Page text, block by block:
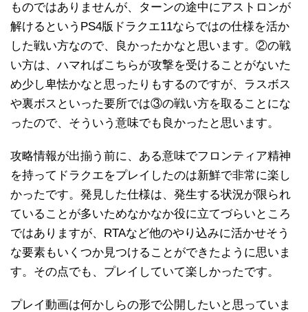
ものではありませんが、ターンの途中にアストロンが
解けるというPS4版ドラクエ11ならではの仕様を活か
した戦い方なので、良かったかなと思います。②の戦
い方は、ハマればこちらが攻撃を受けることがないた
め少し卑怯かなと思ったりもするのですが、ラスボス
や裏ボスといった要所では③の戦い方を取ることにな
ったので、そういう意味でも良かったと思います。
攻略情報が出揃う前に、ある意味でフロンティア精神
を持ってドラクエをプレイしたのは新鮮で非常に楽し
かったです。発見した仕様は、発生する状況が限られ
ていることが多いためなかなか役に立てづらいところ
ではありますが、RTAなど他のやり込みに活かせそう
な要素もいくつか見つけることができたように思いま
す。その点でも、プレイしていて楽しかったです。
プレイ動画は何かしらの形で公開したいと思っていま